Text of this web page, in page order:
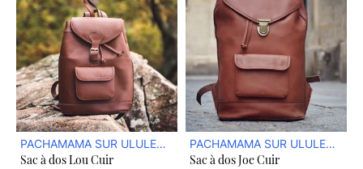
PACHAMAMA SUR ULULE
BOUTIQUE
Sac à dos Lou Cuir
PACHAMAMA SUR ULULE
BOUTIQUE
Sac à dos Joe Cuir